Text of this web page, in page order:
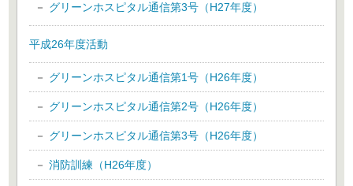
グリーンホスピタル通信第3号（H27年度）
平成26年度活動
グリーンホスピタル通信第1号（H26年度）
グリーンホスピタル通信第2号（H26年度）
グリーンホスピタル通信第3号（H26年度）
消防訓練（H26年度）